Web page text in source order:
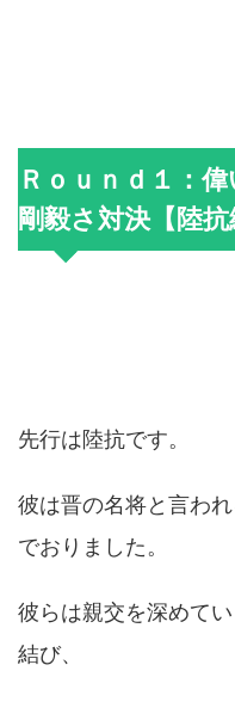
Ｒｏｕｎｄ１：
剛毅さ対決【陸抗
先行は陸抗です。
彼は晋の名将と言われ
でおりました。
彼らは親交を深めて
結び、